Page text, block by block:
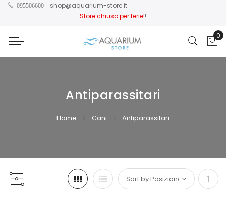
095506600
shop@aquarium-store.it
Store chiuso per ferie!!
0
Antiparassitari
Home Cani Antiparassitari